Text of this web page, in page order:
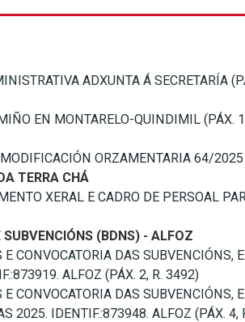
ADXUNTA Á SECRETARÍA
EN MONTARELO-QUINDIMIL (PÁX.
ORZAMENTARIA 64/
TERRA CHÁ
XERAL E CADRO DE PERSOAL
(BDNS) - ALFOZ
CONVOCATORIA DAS
ALFOZ (PÁX. 2, R. 3492)
CONVOCATORIA DAS
2025. IDENTIF.:873948. ALFOZ (PÁX. 4,